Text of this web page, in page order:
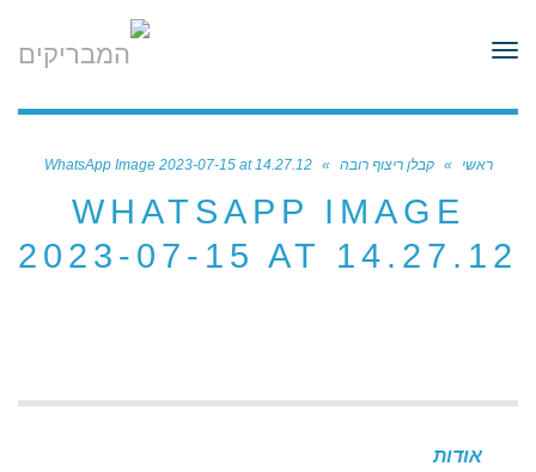
תפריט
ראשי » קבלן ריצוף רובה »
WhatsApp Image 2023-07-15 at 14.27.12
WHATSAPP IMAGE
2023-07-15 AT 14.27.12
אודות